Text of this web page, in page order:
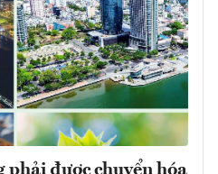
phải được chuyển hóa